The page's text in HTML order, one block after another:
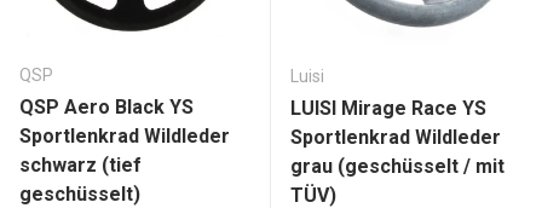
QSP
QSP Aero Black YS
Sportlenkrad Wildleder
schwarz (tief
geschüsselt)
Luisi
LUISI Mirage Race YS
Sportlenkrad Wildleder
grau (geschüsselt / mit
TÜV)